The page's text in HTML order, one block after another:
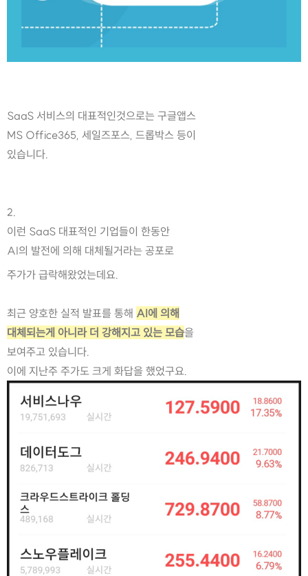
SaaS 서비스의 대표적인것으로는 구글앱스
MS Office365, 세일즈포스, 드롭박스 등이
있습니다.
2.
이런 SaaS 대표적인 기업들이 한동안
AI의 발전에 의해 대체될거라는 공포로
주가가 급락해왔었는데요.
최근 양호한 실적 발표를 통해 AI에 의해
대체되는게 아니라 더 강해지고 있는 모습을
보여주고 있습니다.
이에 지난주 주가도 크게 화답을 했었구요.